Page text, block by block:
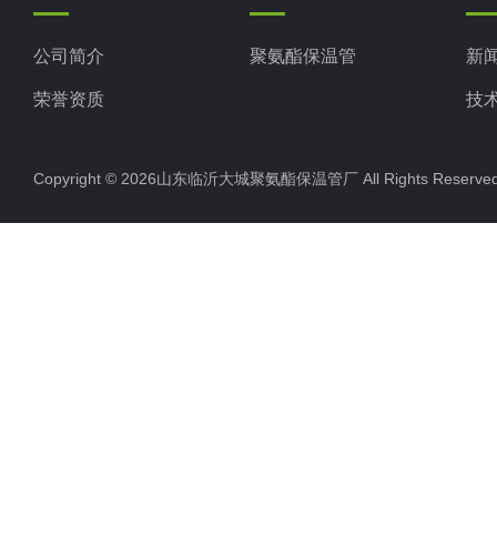
公司简介
荣誉资质
聚氨酯保温管 新
技
Copyright © 2026山东临沂大城聚氨酯保温管厂 All Rights